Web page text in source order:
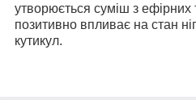
утворюється суміш з ефірних
позитивно впливає на стан
кутикул.